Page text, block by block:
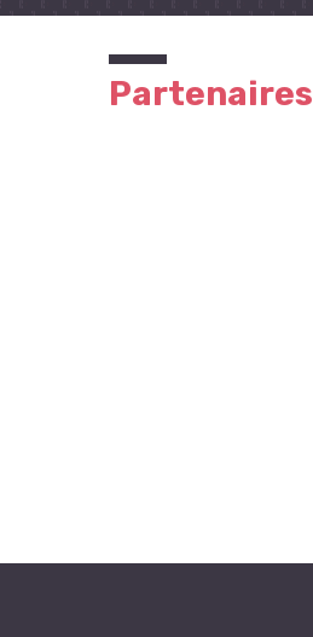
Partenaires